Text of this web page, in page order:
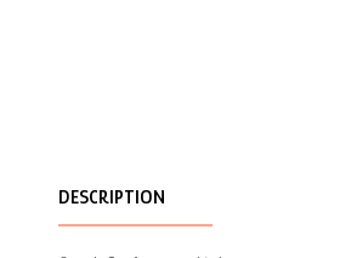
DESCRIPTION